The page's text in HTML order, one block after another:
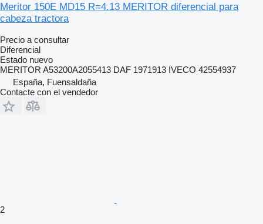
Meritor 150E MD15 R=4.13 MERITOR diferencial para
cabeza tractora
Precio a consultar
Diferencial
Estado nuevo
MERITOR A53200A2055413 DAF 1971913 IVECO 42554937
España, Fuensaldaña
Contacte con el vendedor
2